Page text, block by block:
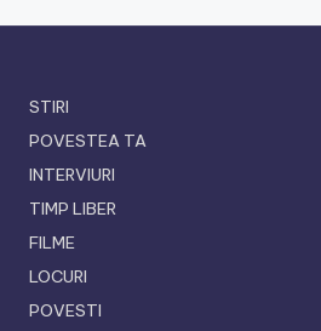
STIRI
POVESTEA TA
INTERVIURI
TIMP LIBER
FILME
LOCURI
POVESTI